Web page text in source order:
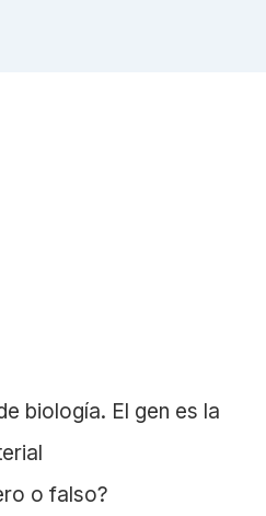
biología. El gen es la
o falso?